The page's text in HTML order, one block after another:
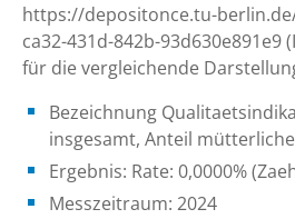
https://depositonce.tu-
ca32-431d-842b-93d630e891e9
für die vergleichende
Bezeichnung
insgesamt, Anteil
Ergebnis: Rate: 0,0000%
Messzeitraum: 2024